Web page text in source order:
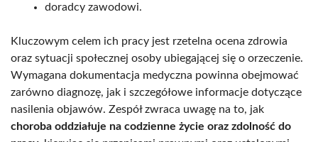
doradcy zawodowi.
Kluczowym celem ich pracy jest rzetelna ocena zdrowia
oraz sytuacji społecznej osoby ubiegającej się o orzeczenie.
Wymagana dokumentacja medyczna powinna obejmować
zarówno diagnozę, jak i szczegółowe informacje dotyczące
nasilenia objawów. Zespół zwraca uwagę na to, jak
choroba oddziałuje na codzienne życie oraz zdolność do